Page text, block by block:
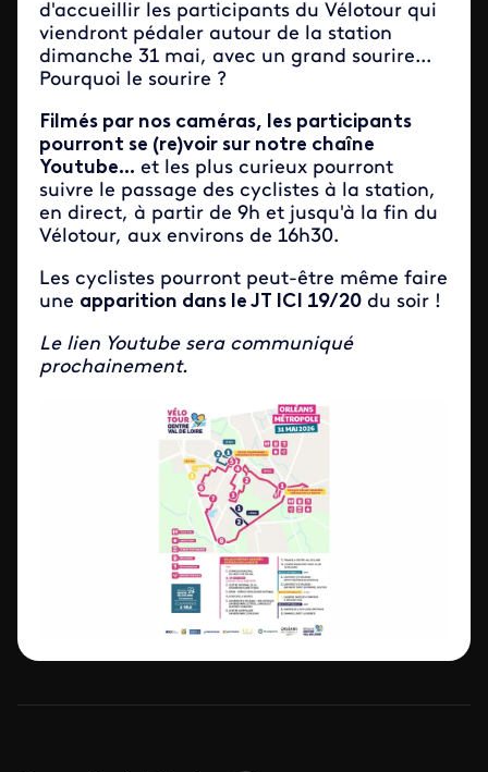
d'accueillir les participants du Vélotour qui
viendront pédaler autour de la station
dimanche 31 mai, avec un grand sourire...
Pourquoi le sourire ?
Filmés par nos caméras, les participants
pourront se (re)voir sur notre chaîne
Youtube... et les plus curieux pourront
suivre le passage des cyclistes à la station,
en direct, à partir de 9h et jusqu'à la fin du
Vélotour, aux environs de 16h30.
Les cyclistes pourront peut-être même faire
une apparition dans le JT ICI 19/20 du soir !
Le lien Youtube sera communiqué
prochainement.